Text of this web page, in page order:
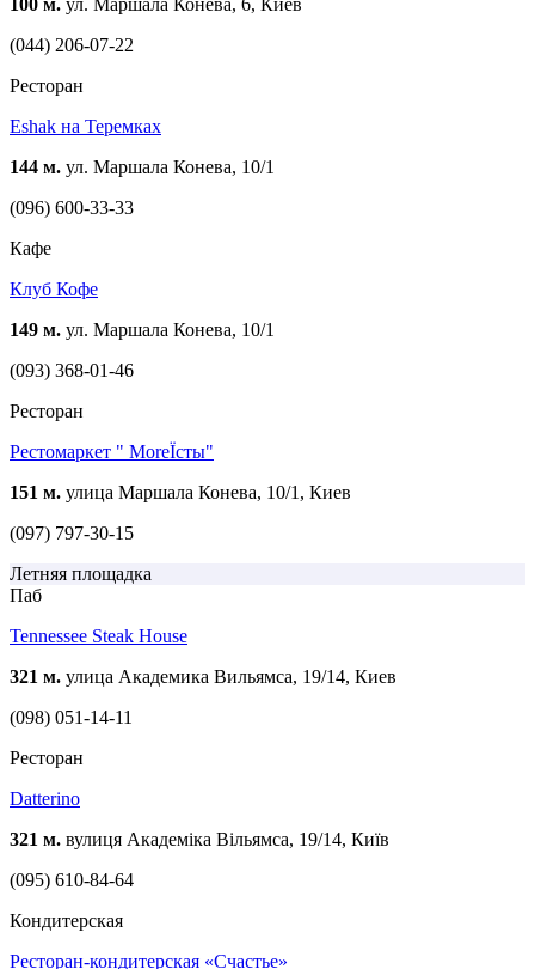
(044) 206-07-22
Ресторан
Eshak на Теремках
144 м. ул. Маршала Конева, 10/1
(096) 600-33-33
Кафе
Клуб Кофе
149 м. ул. Маршала Конева, 10/1
(093) 368-01-46
Ресторан
Рестомаркет " MoreЇсты"
151 м. улица Маршала Конева, 10/1, Киев
(097) 797-30-15
Летняя площадка
Паб
Tennessee Steak House
321 м. улица Академика Вильямса, 19/14, Киев
(098) 051-14-11
Ресторан
Datterino
321 м. вулиця Академіка Вільямса, 19/14, Київ
(095) 610-84-64
Кондитерская
Ресторан-кондитерская «Счастье»